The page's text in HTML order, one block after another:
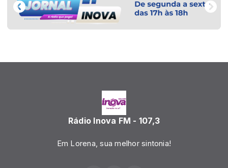
Rádio Inova FM - 107,3
Em Lorena, sua melhor sintonia!